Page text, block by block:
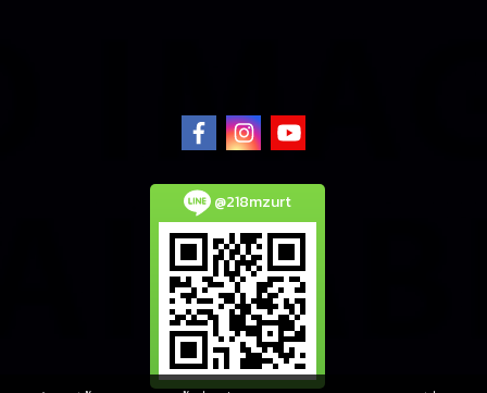
@218mzurt